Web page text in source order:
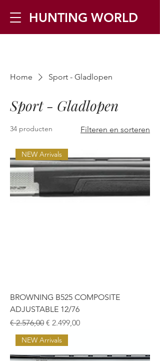
HUNTING WORLD
Tel:+32 468 251 251▪ Mail:
Home Sport - Gladlopen
Sport - Gladlopen
34 producten Filteren en sorteren
NEW Arrivals
BROWNING B525 COMPOSITE
ADJUSTABLE 12/76
Normale prijs
€ 2.576,00 Verkoopprijs
€ 2.499,00
NEW Arrivals